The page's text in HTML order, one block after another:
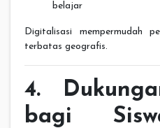
belajar
Digitalisasi mempermudah
terbatas geografis.
4.
bagi